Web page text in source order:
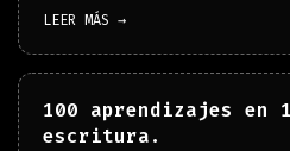
LEER MÁS →
100 aprendizajes en
escritura.